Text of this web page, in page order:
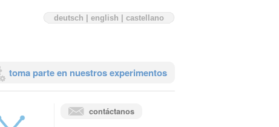
deutsch english castellano
toma parte en nuestros experimentos
contáctanos